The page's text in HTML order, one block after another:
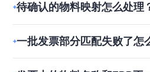
待确认的物料映射怎么处理
一批发票部分匹配失败了怎